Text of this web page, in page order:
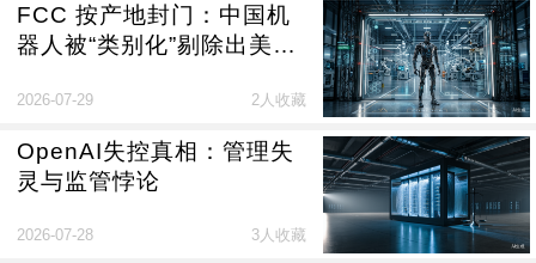
FCC 按产地封门：中国机
器人被“类别化”剔除出美国
2026-07-29 2人收藏
OpenAI失控真相：管理失
灵与监管悖论
2026-07-28 3人收藏